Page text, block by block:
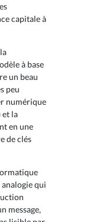
capitale à
à base
un beau
peu
numérique
et la
en une
de clés
qui
message,